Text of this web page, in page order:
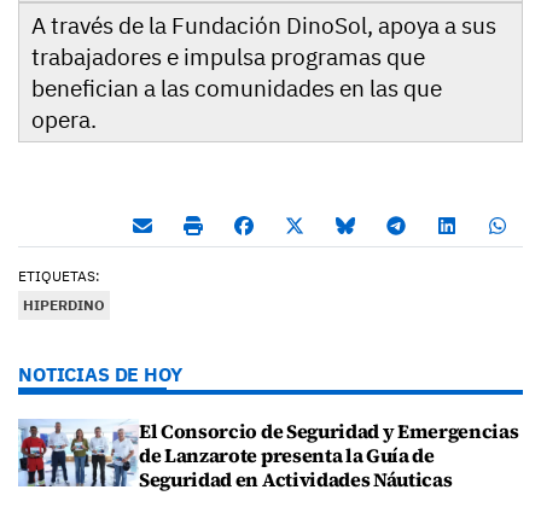
A través de la Fundación DinoSol, apoya a sus
trabajadores e impulsa programas que
benefician a las comunidades en las que
opera.
ETIQUETAS:
HIPERDINO
NOTICIAS DE HOY
El Consorcio de Seguridad y Emergencias
de Lanzarote presenta la Guía de
Seguridad en Actividades Náuticas